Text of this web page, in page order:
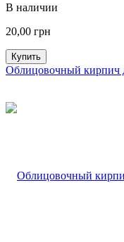
В наличии
20,00 грн
Купить
Облицовочный кирпич